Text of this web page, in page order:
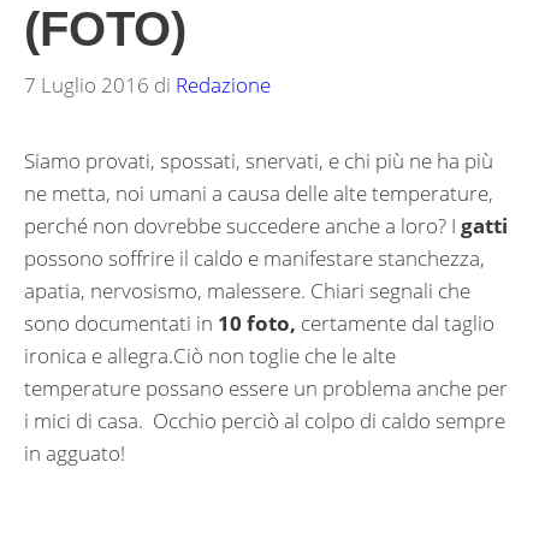
(FOTO)
7 Luglio 2016 di Redazione
Siamo provati, spossati, snervati, e chi più ne ha più
ne metta, noi umani a causa delle alte temperature,
perché non dovrebbe succedere anche a loro? I gatti
possono soffrire il caldo e manifestare stanchezza,
apatia, nervosismo, malessere. Chiari segnali che
sono documentati in 10 foto, certamente dal taglio
ironica e allegra.Ciò non toglie che le alte
temperature possano essere un problema anche per
i mici di casa. Occhio perciò al colpo di caldo sempre
in agguato!